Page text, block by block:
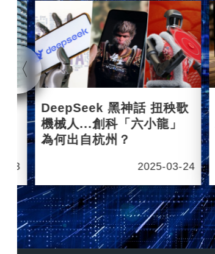
03
DeepSeek 黑神話 扭秧歌
機械人...創科「六小龍」
為何出自杭州？
2025-03-24